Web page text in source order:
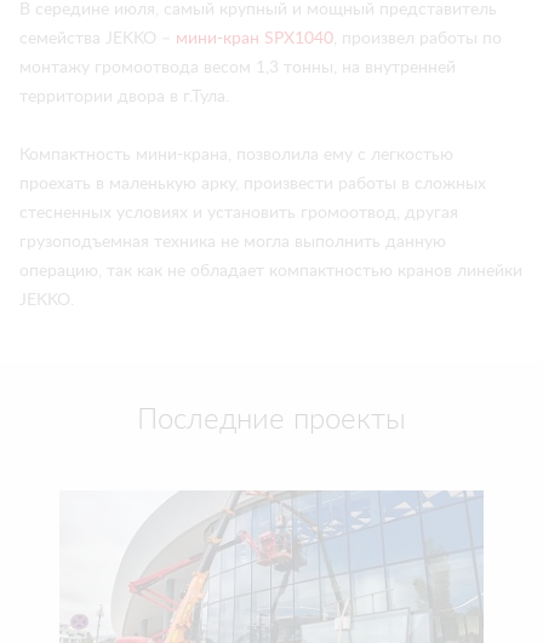
В середине июля, самый крупный и мощный представитель
семейства JEKKO – мини-кран SPX1040, произвел работы по
монтажу громоотвода весом 1,3 тонны, на внутренней
территории двора в г.Тула.
Компактность мини-крана, позволила ему с легкостью
проехать в маленькую арку, произвести работы в сложных
стесненных условиях и установить громоотвод, другая
грузоподъемная техника не могла выполнить данную
операцию, так как не обладает компактностью кранов линейки
JEKKO.
Последние проекты